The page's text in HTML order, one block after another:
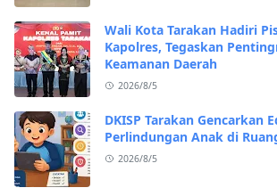
Wali Kota Tarakan Hadiri
Kapolres, Tegaskan
Keamanan Daerah
2026/8/5
DKISP Tarakan Gencarkan
Perlindungan Anak di
2026/8/5